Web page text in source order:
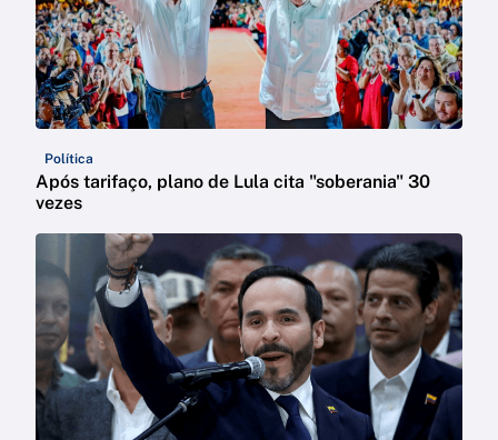
Política
Após tarifaço, plano de Lula cita "soberania" 30
vezes